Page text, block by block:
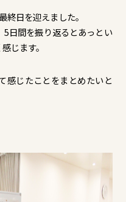
終日を迎えました。
日間を振り返るとあっとい
じます。
感じたことをまとめたいと